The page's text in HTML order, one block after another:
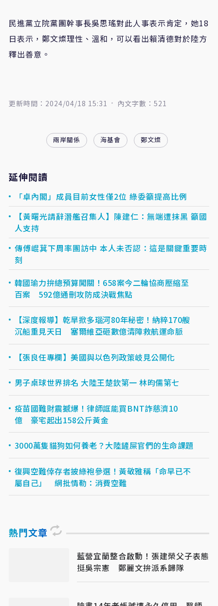
民進黨立院黨團幹事長吳思瑤對此人事表示肯定，她18
日表示，鄭文燦理性、溫和，可以看出賴清德對於陸方
釋出善意。
更新時間：2024/04/18 15:31 內文字數：521
兩岸關係 海基會 鄭文燦
延伸閱讀
「卓內閣」成員目前女性僅2位 綠委籲提高比例
【黃曙光請辭潛艦召集人】陳建仁：無端遭抹黑 籲國
人支持
傳傅崐萁下周率團訪中 本人未否認：這是關鍵重要時
刻
韓國瑜力拚總預算闖關！658案今二輪協商壓縮至
百案 592億通刪攻防成決戰焦點
【深度報導】乾旱掀多瑙河80年秘密！納粹170艘
沉船重見天日 塞爾維亞砸數億清障救航運命脈
【張良任專欄】美國與以色列政策岐見公開化
男子桌球世界排名 大陸王楚欽第一 林昀儒第七
疫苗國難財震撼爆！律師誆能買BNT詐慈濟10
億 豪宅起出158公斤黃金
3000萬隻貓狗如何養老？大陸鏟屎官們的生命課題
復興空難倖存者披綠袍參選！黃敬雅稱「命早已不
屬自己」 網批情勒：消費空難
熱門文章
藍營宜蘭整合啟動！張建榮父子表態
挺吳宗憲 鄭麗文拚派系歸隊